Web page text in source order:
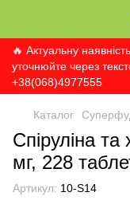
🔥 Актуальну
уточнюйте через
+38(068)4977555
Каталог
Спіруліна
мг, 228
Артикул: 10-S14